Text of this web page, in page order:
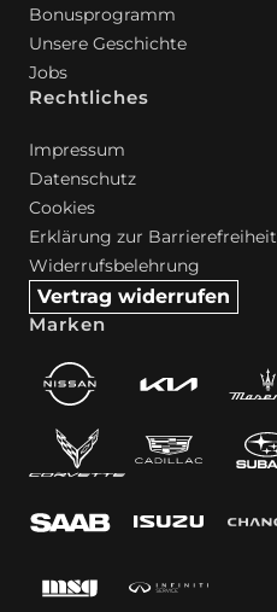
Bonusprogramm
Unsere Geschichte
Jobs
Rechtliches
Impressum
Datenschutz
Cookies
Erklärung zur Barrierefreiheit
Widerrufsbelehrung
Vertrag widerrufen
Marken